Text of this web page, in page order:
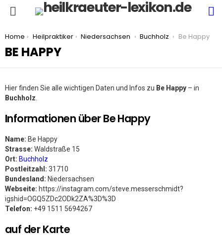
You are here:
Home Heilpraktiker Niedersachsen Buchholz Be Happy
BE HAPPY
Hier finden Sie alle wichtigen Daten und Infos zu Be Happy – in
Buchholz
Informationen über Be Happy
Name: Be Happy
Strasse: Waldstraße 15
Ort: Buchholz
Postleitzahl: 31710
Bundesland: Niedersachsen
Webseite: https://instagram.com/steve.messerschmidt?
igshid=OGQ5ZDc2ODk2ZA%3D%3D
Telefon: +49 1511 5694267
auf der Karte